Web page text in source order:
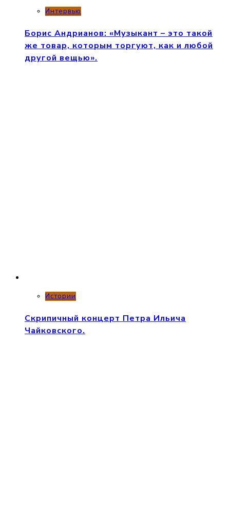
Интервью
Борис Андрианов: «Музыкант – это такой
же товар, которым торгуют, как и любой
другой вещью».
Истории
Скрипичный концерт Петра Ильича
Чайковского.